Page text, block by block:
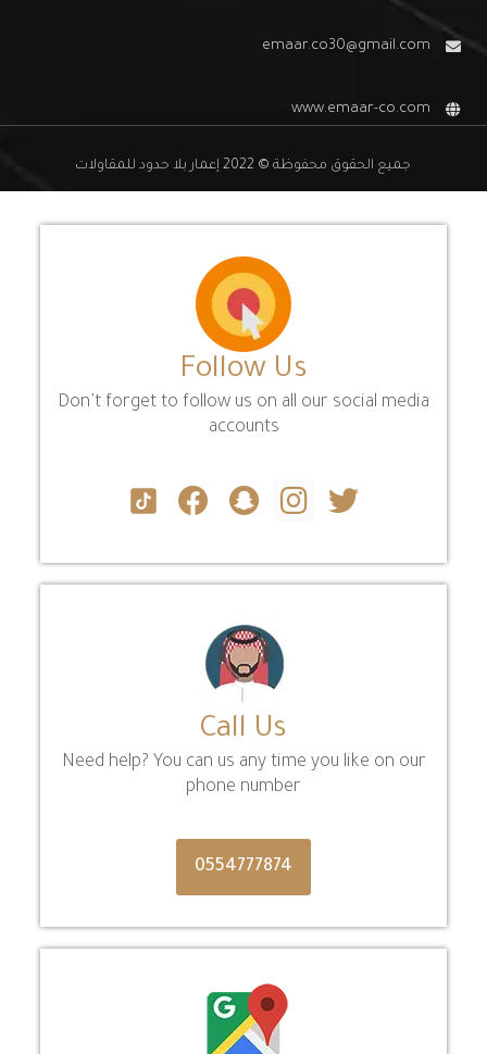
emaar.co30@gmail.com
www.emaar-co.com
جميع الحقوق محفوظة © 2022 إعمار بلا حدود للمقاولات
Follow Us
Don’t forget to follow us on all our social media
accounts
Call Us
Need help? You can us any time you like on our
phone number
0554777874